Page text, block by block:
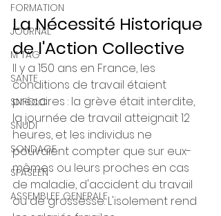
FORMATION
JOURNAL
M TAG
SANTE
SNFOLC
SNUDI
SONDAGE
SPASEEN
ASSEMBLEE GENERALE
La Nécessité Historique
de l'Action Collective
Il y a 150 ans en France, les
conditions de travail étaient
précaires : la grève était interdite,
la journée de travail atteignait 12
heures, et les individus ne
pouvaient compter que sur eux-
mêmes ou leurs proches en cas
de maladie, d'accident du travail
ou de grossesse. L'isolement rend